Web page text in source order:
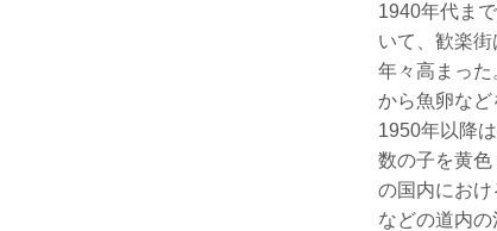
1940年代ま
いて、歓楽
年々高まっ
から魚卵な
1950年以降
数の子を黄
の国内にお
などの道内